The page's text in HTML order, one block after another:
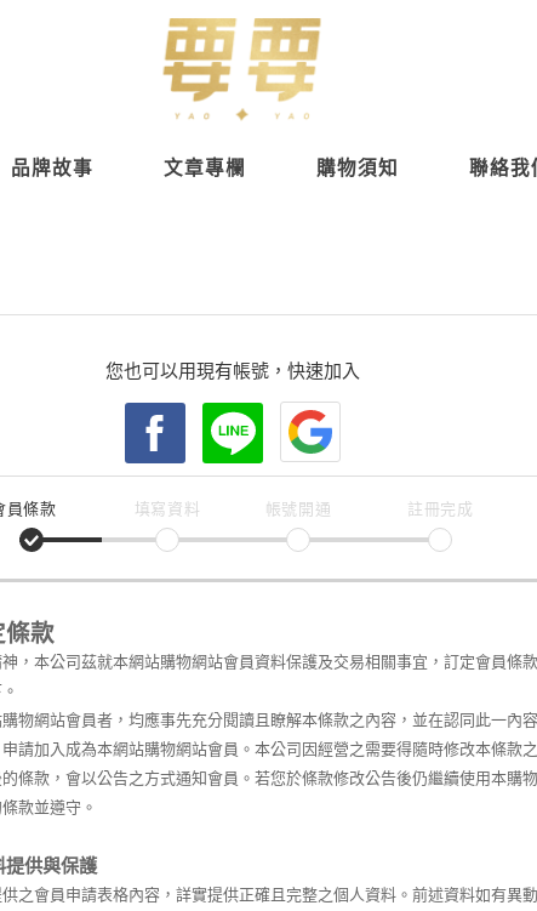
品牌故事 文章專欄 購物須知 聯絡我
您也可以用現有帳號，快速加入
員條款 填寫資料 帳號開通 註冊完成
條款
，本公司茲就本網站購物網站會員資料保護及交易相關事宜，訂定會員條
物網站會員者，均應事先充分閱讀且瞭解本條款之內容，並在認同此一內
請加入成為本網站購物網站會員。本公司因經營之需要得隨時修改本條款
條款，會以公告之方式通知會員。若您於條款修改公告後仍繼續使用本購
款並遵守。
提供與保護
之會員申請表格內容，詳實提供正確且完整之個人資料。前述資料如有異